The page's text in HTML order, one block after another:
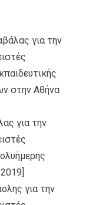
για την
στην Αθήνα
για την
για την